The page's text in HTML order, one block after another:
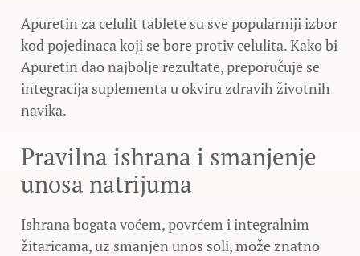
Apuretin za celulit tablete su sve popularniji izbor
kod pojedinaca koji se bore protiv celulita. Kako bi
Apuretin dao najbolje rezultate, preporučuje se
integracija suplementa u okviru zdravih životnih
navika.
Pravilna ishrana i smanjenje
unosa natrijuma
Ishrana bogata voćem, povrćem i integralnim
žitaricama, uz smanjen unos soli, može znatno